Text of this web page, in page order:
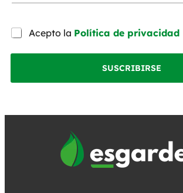
Acepto la Política de privacidad
SUSCRIBIRSE